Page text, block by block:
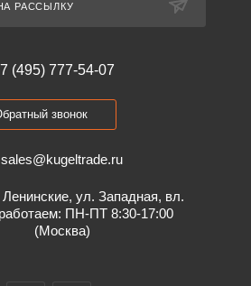
РАССЫЛКУ
(495) 777-54-07
звонок
sales@kugeltrade.ru
Ленинские, ул. Западная, вл.
ПН-ПТ 8:30-17:00
(Москва)